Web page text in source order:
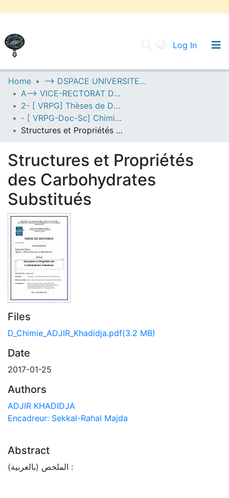
Log In
UNIVERSITY OF D.L SIDI BEL ABBES
Communities & Collections
All of DSpace
Statistics
Home
--> DSPACE UNIVERSITE DJILALLI LIABES DE SIDI BEL ABBES
A--> VICE-RECTORAT DE LA POST-GRADUATION
2- [ VRPG] Thèses de Doctorat en Sciences
- [ VRPG-Doc-Sc] Chimie --- كيمياء
Structures et Propriétés des Carbohydrates Substitués
Structures et Propriétés
des Carbohydrates
Substitués
Files
D_Chimie_ADJIR_Khadidja.pdf(3.2 MB)
Date
2017-01-25
Authors
ADJIR KHADIDJA
Encadreur: Sekkal-Rahal Majda
Abstract
الملخص (بالعربية) :